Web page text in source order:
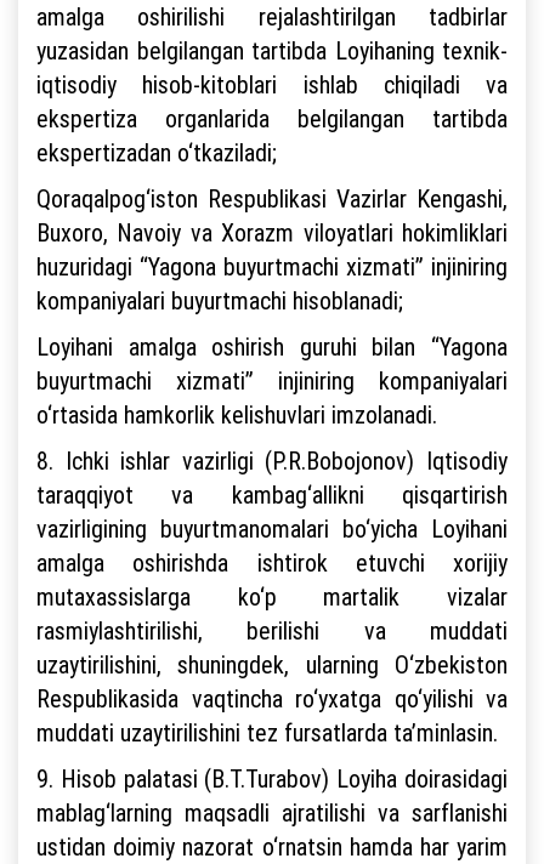
amalga oshirilishi rejalashtirilgan tadbirlar
yuzasidan belgilangan tartibda Loyihaning texnik-
iqtisodiy hisob-kitoblari ishlab chiqiladi va
ekspertiza organlarida belgilangan tartibda
ekspertizadan o‘tkaziladi;
Qoraqalpog‘iston Respublikasi Vazirlar Kengashi,
Buxoro, Navoiy va Xorazm viloyatlari hokimliklari
huzuridagi “Yagona buyurtmachi xizmati” injiniring
kompaniyalari buyurtmachi hisoblanadi;
Loyihani amalga oshirish guruhi bilan “Yagona
buyurtmachi xizmati” injiniring kompaniyalari
o‘rtasida hamkorlik kelishuvlari imzolanadi.
8. Ichki ishlar vazirligi (P.R.Bobojonov) Iqtisodiy
taraqqiyot va kambag‘allikni qisqartirish
vazirligining buyurtmanomalari bo‘yicha Loyihani
amalga oshirishda ishtirok etuvchi xorijiy
mutaxassislarga ko‘p martalik vizalar
rasmiylashtirilishi, berilishi va muddati
uzaytirilishini, shuningdek, ularning O‘zbekiston
Respublikasida vaqtincha ro‘yxatga qo‘yilishi va
muddati uzaytirilishini tez fursatlarda ta’minlasin.
9. Hisob palatasi (B.T.Turabov) Loyiha doirasidagi
mablag‘larning maqsadli ajratilishi va sarflanishi
ustidan doimiy nazorat o‘rnatsin hamda har yarim